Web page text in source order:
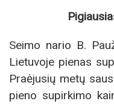
Seimo nario B.
Lietuvoje pienas
Praėjusių metų
pieno supirkimo